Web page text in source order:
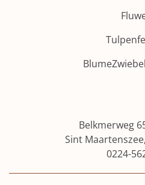
Belkmerweg
Sint
0224-
Jetzt